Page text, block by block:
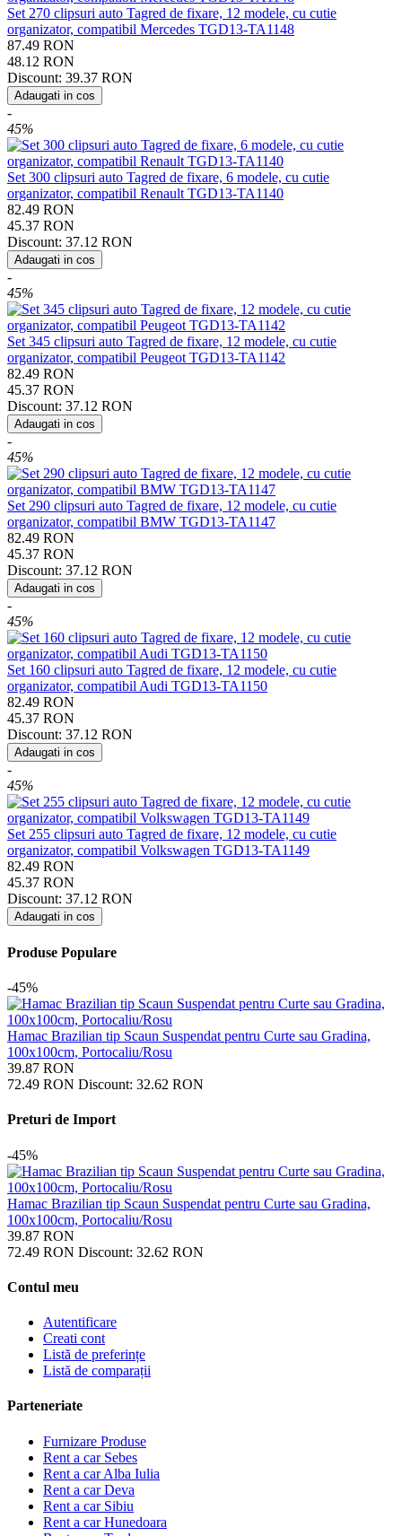
Set 270 clipsuri auto Tagred de fixare, 12 modele, cu cutie
organizator, compatibil Mercedes TGD13-TA1148
87.49 RON
48.12 RON
Discount: 39.37 RON
Adaugati in cos
-
45%
Set 300 clipsuri auto Tagred de fixare, 6 modele, cu cutie
organizator, compatibil Renault TGD13-TA1140
82.49 RON
45.37 RON
Discount: 37.12 RON
Adaugati in cos
-
45%
Set 345 clipsuri auto Tagred de fixare, 12 modele, cu cutie
organizator, compatibil Peugeot TGD13-TA1142
82.49 RON
45.37 RON
Discount: 37.12 RON
Adaugati in cos
-
45%
Set 290 clipsuri auto Tagred de fixare, 12 modele, cu cutie
organizator, compatibil BMW TGD13-TA1147
82.49 RON
45.37 RON
Discount: 37.12 RON
Adaugati in cos
-
45%
Set 160 clipsuri auto Tagred de fixare, 12 modele, cu cutie
organizator, compatibil Audi TGD13-TA1150
82.49 RON
45.37 RON
Discount: 37.12 RON
Adaugati in cos
-
45%
Set 255 clipsuri auto Tagred de fixare, 12 modele, cu cutie
organizator, compatibil Volkswagen TGD13-TA1149
82.49 RON
45.37 RON
Discount: 37.12 RON
Adaugati in cos
Produse Populare
-45%
Hamac Brazilian tip Scaun Suspendat pentru Curte sau Gradina,
100x100cm, Portocaliu/Rosu
39.87 RON
72.49 RON Discount: 32.62 RON
Preturi de Import
-45%
Hamac Brazilian tip Scaun Suspendat pentru Curte sau Gradina,
100x100cm, Portocaliu/Rosu
39.87 RON
72.49 RON Discount: 32.62 RON
Contul meu
Autentificare
Creati cont
Listă de preferințe
Listă de comparații
Parteneriate
Furnizare Produse
Rent a car Sebes
Rent a car Alba Iulia
Rent a car Deva
Rent a car Sibiu
Rent a car Hunedoara